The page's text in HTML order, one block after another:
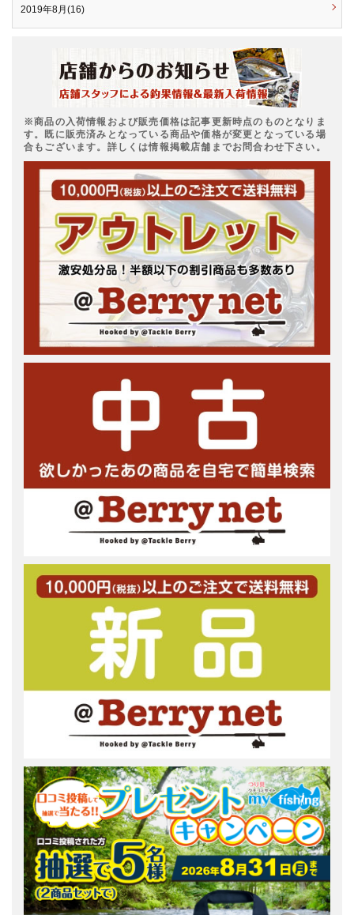
2019年8月(16)
※商品の入荷情報および販売価格は記事更新時点のものとなりま
す。既に販売済みとなっている商品や価格が変更となっている場
合もございます。詳しくは情報掲載店舗までお問合わせ下さい。